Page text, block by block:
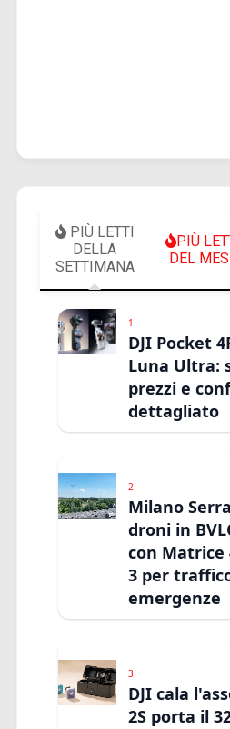
PIÙ LETTI
DELLA
SETTIMANA
PIÙ
DEL
1
DJI Pocket
Luna Ultra:
prezzi e
dettagliato
2
Milano
droni in
con Matrice
3 per
emergenze
3
DJI cala
2S porta il